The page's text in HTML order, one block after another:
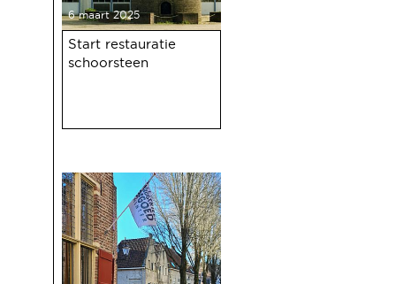
6 maart 2025
Start restauratie
schoorsteen